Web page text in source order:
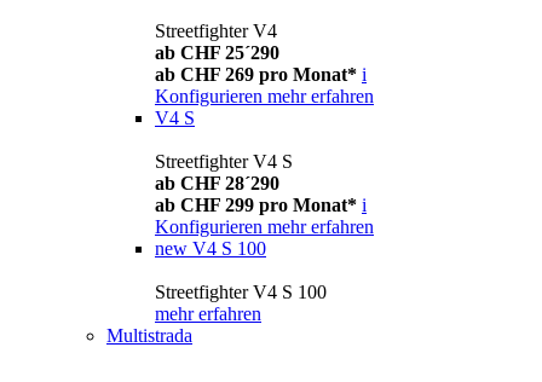
Streetfighter V4
ab CHF 25´290
ab CHF 269 pro Monat* i
Konfigurieren mehr erfahren
V4 S
Streetfighter V4 S
ab CHF 28´290
ab CHF 299 pro Monat* i
Konfigurieren mehr erfahren
new V4 S 100
Streetfighter V4 S 100
mehr erfahren
Multistrada